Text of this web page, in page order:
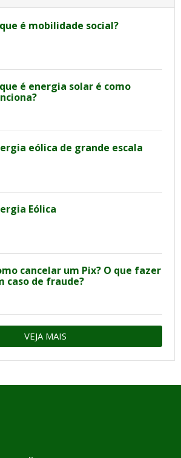
é mobilidade social?
é energia solar é como
eólica de grande escala
Eólica
cancelar um Pix? O que fazer
caso de fraude?
VEJA MAIS